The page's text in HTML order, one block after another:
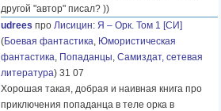
другой "автор" писал? ))
udrees про Лисицин: Я – Орк. Том 1 [СИ]
(Боевая фантастика, Юмористическая
фантастика, Попаданцы, Самиздат, сетевая
литература) 31 07
Хорошая такая, добрая и наивная книга про
приключения попаданца в теле орка в